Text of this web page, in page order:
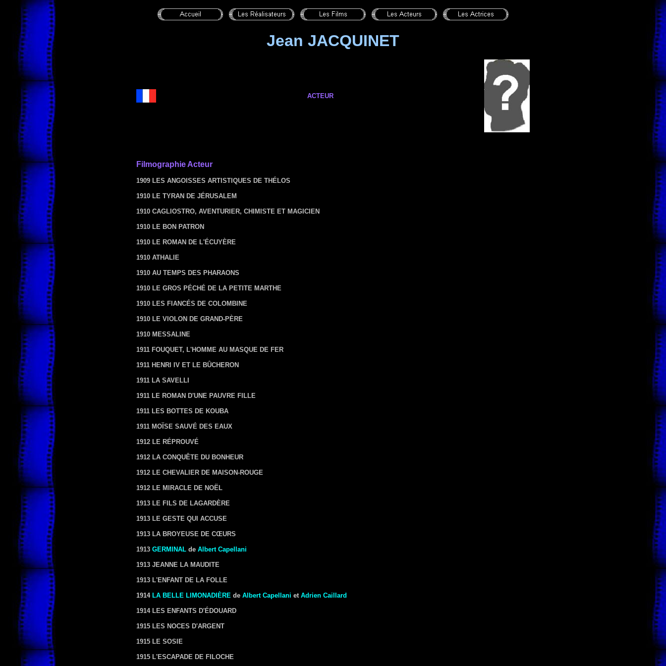
Jean JACQUINET
ACTEUR
Filmographie Acteur
1909 LES ANGOISSES ARTISTIQUES DE THÉLOS
1910 LE TYRAN DE JÉRUSALEM
1910 CAGLIOSTRO, AVENTURIER, CHIMISTE ET MAGICIEN
1910 LE BON PATRON
1910 LE ROMAN DE L'ÉCUYÈRE
1910 ATHALIE
1910 AU TEMPS DES PHARAONS
1910 LE GROS PÉCHÉ DE LA PETITE MARTHE
1910 LES FIANCÉS DE COLOMBINE
1910 LE VIOLON DE GRAND-PÈRE
1910 MESSALINE
1911 FOUQUET, L'HOMME AU MASQUE DE FER
1911 HENRI IV ET LE BÛCHERON
1911 LA SAVELLI
1911 LE ROMAN D'UNE PAUVRE FILLE
1911 LES BOTTES DE KOUBA
1911 MOÏSE SAUVÉ DES EAUX
1912 LE RÉPROUVÉ
1912 LA CONQUÊTE DU BONHEUR
1912 LE CHEVALIER DE MAISON-ROUGE
1912 LE MIRACLE DE NOËL
1913 LE FILS DE LAGARDÈRE
1913 LE GESTE QUI ACCUSE
1913 LA BROYEUSE DE CŒURS
1913 GERMINAL de Albert Capellani
1913 JEANNE LA MAUDITE
1913 L'ENFANT DE LA FOLLE
1914 LA BELLE LIMONADIÈRE de Albert Capellani et Adrien Caillard
1914 LES ENFANTS D'ÉDOUARD
1915 LES NOCES D'ARGENT
1915 LE SOSIE
1915 L'ESCAPADE DE FILOCHE